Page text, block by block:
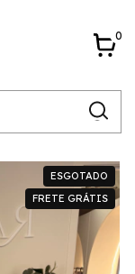
0
ESGOTADO
FRETE GRÁTIS